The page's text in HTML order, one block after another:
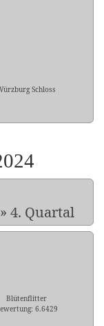
Schloss
» 4. Quartal
Blütenflitter
6.6429